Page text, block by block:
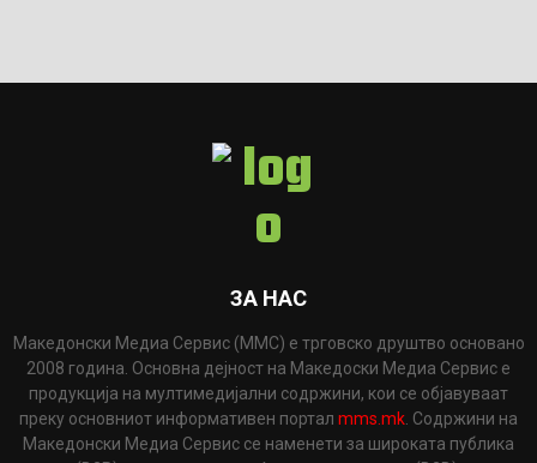
ЗА НАС
Македонски Медиа Сервис (ММС) е трговско друштво основано
2008 година. Основна дејност на Македоски Медиа Сервис е
продукција на мултимедијални содржини, кои се објавуваат
преку основниот информативен портал mms.mk . Содржини на
Македонски Медиа Сервис се наменети за широката публика